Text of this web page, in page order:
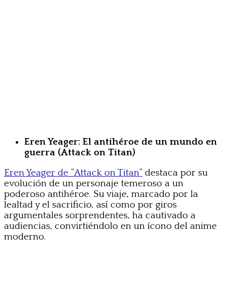
Eren Yeager: El antihéroe de un mundo en
guerra (Attack on Titan)
Eren Yeager de “Attack on Titan” destaca por su
evolución de un personaje temeroso a un
poderoso antihéroe. Su viaje, marcado por la
lealtad y el sacrificio, así como por giros
argumentales sorprendentes, ha cautivado a
audiencias, convirtiéndolo en un ícono del anime
moderno.